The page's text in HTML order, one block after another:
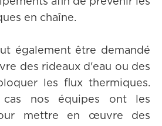
en chaîne.
également être demandé
des rideaux d'eau ou des
les flux thermiques.
cas nos équipes ont les
mettre en œuvre des